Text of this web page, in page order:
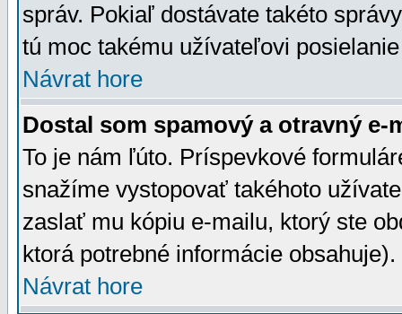
správ. Pokiaľ dostávate takéto
tú moc takému užívateľovi
Návrat hore
Dostal som spamový a otravný e-
To je nám ľúto. Príspevkové
snažíme vystopovať takéhoto
zaslať mu kópiu e-mailu, ktorý ste
ktorá potrebné informácie
Návrat hore